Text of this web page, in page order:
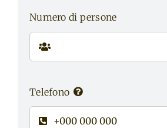
Numero di persone
Telefono